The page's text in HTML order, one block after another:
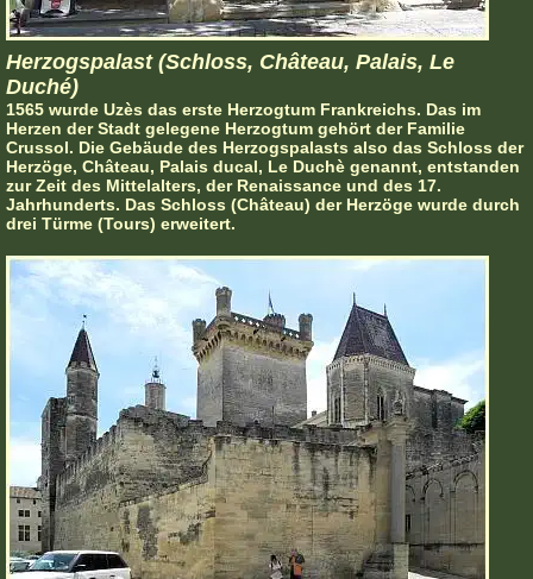
Herzogspalast (Schloss, Château, Palais, Le
Duché)
1565 wurde Uzès das erste Herzogtum Frankreichs. Das im
Herzen der Stadt gelegene Herzogtum gehört der Familie
Crussol. Die Gebäude des Herzogspalasts also das Schloss der
Herzöge, Château, Palais ducal, Le Duchè genannt, entstanden
zur Zeit des Mittelalters, der Renaissance und des 17.
Jahrhunderts. Das Schloss (Château) der Herzöge wurde durch
drei Türme (Tours) erweitert.